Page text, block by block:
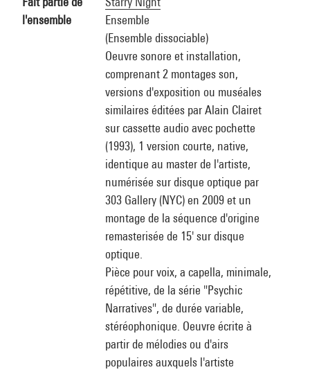
l'ensemble
Ensemble
(Ensemble dissociable)
Oeuvre sonore et installation,
comprenant 2 montages son,
versions d'exposition ou muséales
similaires éditées par Alain Clairet
sur cassette audio avec pochette
(1993), 1 version courte, native,
identique au master de l'artiste,
numérisée sur disque optique par
303 Gallery (NYC) en 2009 et un
montage de la séquence d'origine
remasterisée de 15' sur disque
optique.
Pièce pour voix, a capella, minimale,
répétitive, de la série "Psychic
Narratives", de durée variable,
stéréophonique. Oeuvre écrite à
partir de mélodies ou d'airs
populaires auxquels l'artiste